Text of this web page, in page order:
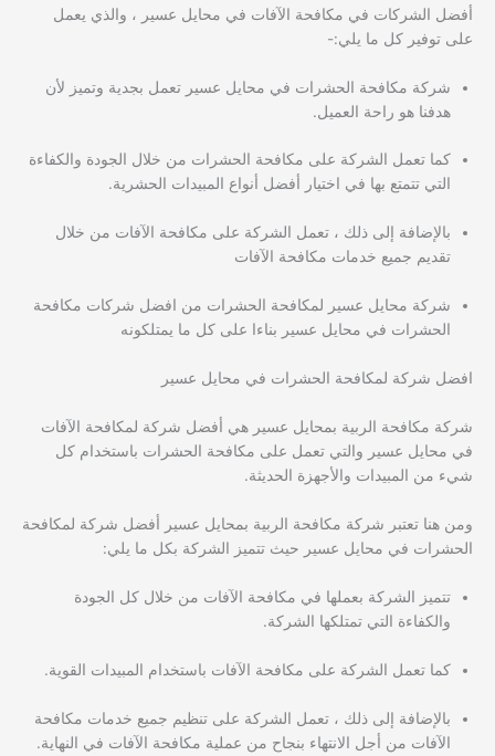
أفضل الشركات في مكافحة الآفات في محايل عسير ، والذي يعمل
على توفير كل ما يلي:-
شركة مكافحة الحشرات في محايل عسير تعمل بجدية وتميز لأن
هدفنا هو راحة العميل.
كما تعمل الشركة على مكافحة الحشرات من خلال الجودة والكفاءة
التي تتمتع بها في اختيار أفضل أنواع المبيدات الحشرية.
بالإضافة إلى ذلك ، تعمل الشركة على مكافحة الآفات من خلال
تقديم جميع خدمات مكافحة الآفات
شركة محايل عسير لمكافحة الحشرات من افضل شركات مكافحة
الحشرات في محايل عسير بناءا على كل ما يمتلكونه
افضل شركة لمكافحة الحشرات في محايل عسير
شركة مكافحة الربية بمحايل عسير هي أفضل شركة لمكافحة الآفات
في محايل عسير والتي تعمل على مكافحة الحشرات باستخدام كل
شيء من المبيدات والأجهزة الحديثة.
ومن هنا تعتبر شركة مكافحة الربية بمحايل عسير أفضل شركة لمكافحة
الحشرات في محايل عسير حيث تتميز الشركة بكل ما يلي:
تتميز الشركة بعملها في مكافحة الآفات من خلال كل الجودة
والكفاءة التي تمتلكها الشركة.
كما تعمل الشركة على مكافحة الآفات باستخدام المبيدات القوية.
بالإضافة إلى ذلك ، تعمل الشركة على تنظيم جميع خدمات مكافحة
الآفات من أجل الانتهاء بنجاح من عملية مكافحة الآفات في النهاية.